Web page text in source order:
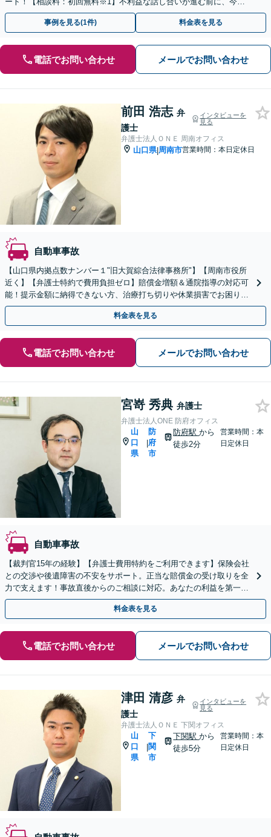
ぐ相談！
事例を見る(1件) 料金表を見る
電話でお問い合わせ メールでお問い合わせ
前田 浩志 弁
護士
インタビューを
見る
弁護士法人ＯＮＥ 周南オフィス
山口県|周南市営業時間：本日定休日
自動車事故
【山口県内拠点数ナンバー１"旧大賀綜合法律事務所"】【周南市役所
近く】【弁護士特約で費用負担ゼロ】賠償金増額＆通院指導の対応可
能！提示金額に納得できない方、治療打ち切りや休業損害でお困りの
方はご相談ください。【後遺障害等級の獲得実績多数】
料金表を見る
電話でお問い合わせ メールでお問い合わせ
宮嵜 秀典 弁護士
弁護士法人ONE 防府オフィス
山
口
県
|
防
府
市
防府駅から
徒歩2分
営業時間：本
日定休日
自動車事故
【裁判官15年の経験】【弁護士費用特約をご利用できます】保険会社
との交渉や後遺障害の不安をサポート。正当な賠償金の受け取りを全
力で支えます！事故直後からのご相談に対応。あなたの利益を第一に
考え、粘り強く交渉いたします【夜間対応可】
料金表を見る
電話でお問い合わせ メールでお問い合わせ
津田 清彦 弁
護士
インタビューを
見る
弁護士法人ＯＮＥ 下関オフィス
山
口
県
|
下
関
市
下関駅から
徒歩5分
営業時間：本
日定休日